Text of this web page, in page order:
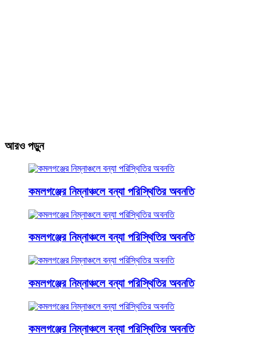
আরও পড়ুন
কমলগঞ্জের নিম্নাঞ্চলে বন্যা পরিস্থিতির অবনতি
কমলগঞ্জের নিম্নাঞ্চলে বন্যা পরিস্থিতির অবনতি
কমলগঞ্জের নিম্নাঞ্চলে বন্যা পরিস্থিতির অবনতি
কমলগঞ্জের নিম্নাঞ্চলে বন্যা পরিস্থিতির অবনতি